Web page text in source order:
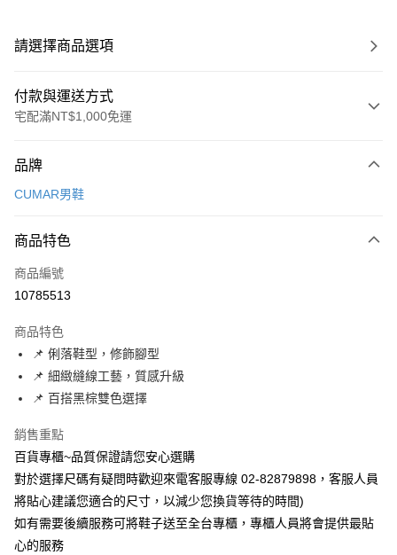
請選擇商品選項
付款與運送方式
宅配滿NT$1,000免運
信用卡一次付款
Apple Pay
街口支付
每筆NT$90，滿NT$1,000(含以上)免運費
品牌
CUMAR男鞋
商品特色
商品編號
10785513
商品特色
📌 俐落鞋型，修飾腳型
📌 細緻縫線工藝，質感升級
📌 百搭黑棕雙色選擇
銷售重點
百貨專櫃~品質保證請您安心選購
對於選擇尺碼有疑問時歡迎來電客服專線 02-82879898，客服人員
將貼心建議您適合的尺寸，以減少您換貨等待的時間)
如有需要後續服務可將鞋子送至全台專櫃，專櫃人員將會提供最貼
心的服務